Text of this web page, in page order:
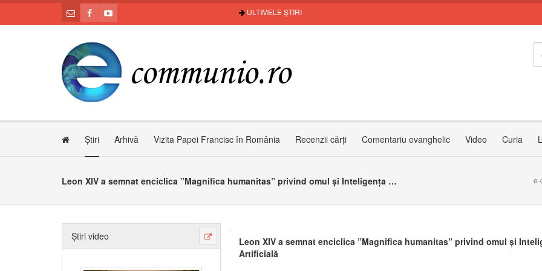
ULTIMELE ȘTIRI
Știri Arhivă Vizita Papei Francisc în România Recenzii cărți Comentariu evanghelic Video Curia
Leon XIV a semnat enciclica ”Magnifica humanitas” privind omul și Inteligența Artificială e-
Știri video
Leon XIV a semnat enciclica ”Magnifica humanitas” privind omul și
Artificială